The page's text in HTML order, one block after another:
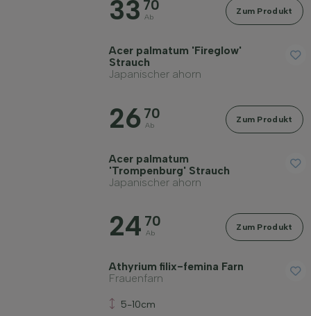
33 70
Ab
Zum Produkt
Acer palmatum 'Fireglow'
Strauch
Japanischer ahorn
26 70
Ab
Zum Produkt
Acer palmatum
'Trompenburg' Strauch
Japanischer ahorn
24 70
Ab
Zum Produkt
Athyrium filix-femina Farn
Frauenfarn
5-10cm